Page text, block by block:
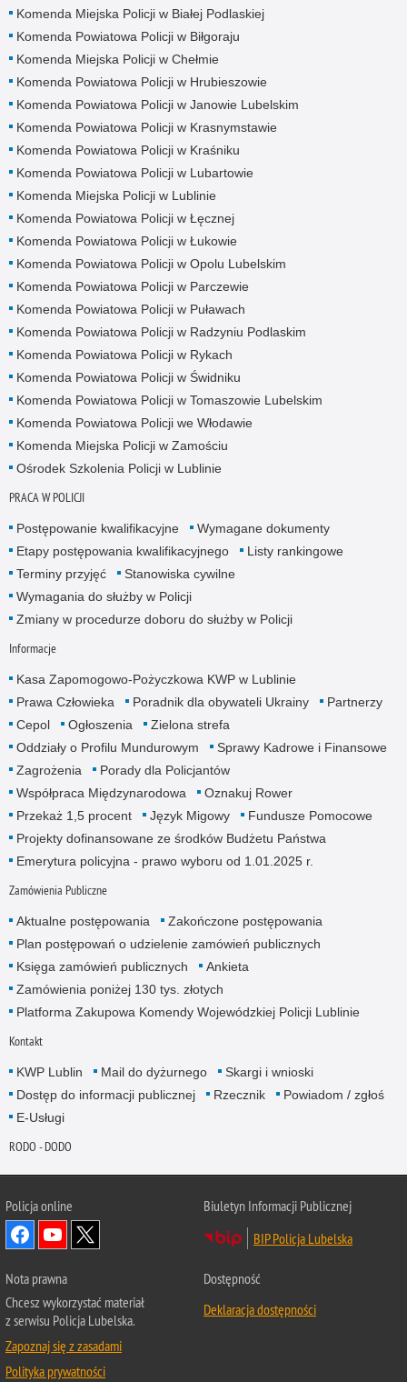
Komenda Miejska Policji w Białej Podlaskiej
Komenda Powiatowa Policji w Biłgoraju
Komenda Miejska Policji w Chełmie
Komenda Powiatowa Policji w Hrubieszowie
Komenda Powiatowa Policji w Janowie Lubelskim
Komenda Powiatowa Policji w Krasnymstawie
Komenda Powiatowa Policji w Kraśniku
Komenda Powiatowa Policji w Lubartowie
Komenda Miejska Policji w Lublinie
Komenda Powiatowa Policji w Łęcznej
Komenda Powiatowa Policji w Łukowie
Komenda Powiatowa Policji w Opolu Lubelskim
Komenda Powiatowa Policji w Parczewie
Komenda Powiatowa Policji w Puławach
Komenda Powiatowa Policji w Radzyniu Podlaskim
Komenda Powiatowa Policji w Rykach
Komenda Powiatowa Policji w Świdniku
Komenda Powiatowa Policji w Tomaszowie Lubelskim
Komenda Powiatowa Policji we Włodawie
Komenda Miejska Policji w Zamościu
Ośrodek Szkolenia Policji w Lublinie
PRACA W POLICJI
Postępowanie kwalifikacyjne
Wymagane dokumenty
Etapy postępowania kwalifikacyjnego
Listy rankingowe
Terminy przyjęć
Stanowiska cywilne
Wymagania do służby w Policji
Zmiany w procedurze doboru do służby w Policji
Informacje
Kasa Zapomogowo-Pożyczkowa KWP w Lublinie
Prawa Człowieka
Poradnik dla obywateli Ukrainy
Partnerzy
Cepol
Ogłoszenia
Zielona strefa
Oddziały o Profilu Mundurowym
Sprawy Kadrowe i Finansowe
Zagrożenia
Porady dla Policjantów
Współpraca Międzynarodowa
Oznakuj Rower
Przekaż 1,5 procent
Język Migowy
Fundusze Pomocowe
Projekty dofinansowane ze środków Budżetu Państwa
Emerytura policyjna - prawo wyboru od 1.01.2025 r.
Zamówienia Publiczne
Aktualne postępowania
Zakończone postępowania
Plan postępowań o udzielenie zamówień publicznych
Księga zamówień publicznych
Ankieta
Zamówienia poniżej 130 tys. złotych
Platforma Zakupowa Komendy Wojewódzkiej Policji Lublinie
Kontakt
KWP Lublin Mail do dyżurnego
Skargi i wnioski
Dostęp do informacji publicznej
Rzecznik
Powiadom / zgłoś
E-Usługi
RODO - DODO
Policja online
Biuletyn Informacji Publicznej
BIP Policja Lubelska
Nota prawna
Chcesz wykorzystać materiał
z serwisu Policja Lubelska.
Zapoznaj się z zasadami
Polityka prywatności
Dostępność
Deklaracja dostępności